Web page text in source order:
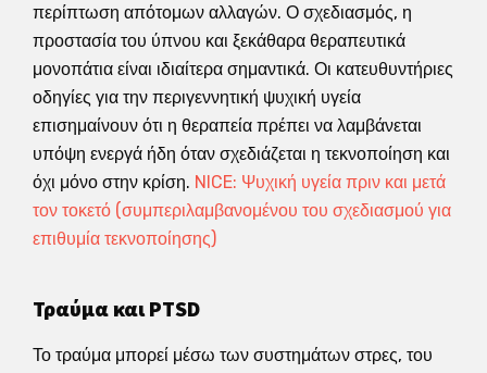
περίπτωση απότομων αλλαγών. Ο σχεδιασμός, η
προστασία του ύπνου και ξεκάθαρα θεραπευτικά
μονοπάτια είναι ιδιαίτερα σημαντικά. Οι κατευθυντήριες
οδηγίες για την περιγεννητική ψυχική υγεία
επισημαίνουν ότι η θεραπεία πρέπει να λαμβάνεται
υπόψη ενεργά ήδη όταν σχεδιάζεται η τεκνοποίηση και
όχι μόνο στην κρίση. NICE: Ψυχική υγεία πριν και μετά
τον τοκετό (συμπεριλαμβανομένου του σχεδιασμού για
επιθυμία τεκνοποίησης)
Τραύμα και PTSD
Το τραύμα μπορεί μέσω των συστημάτων στρες, του